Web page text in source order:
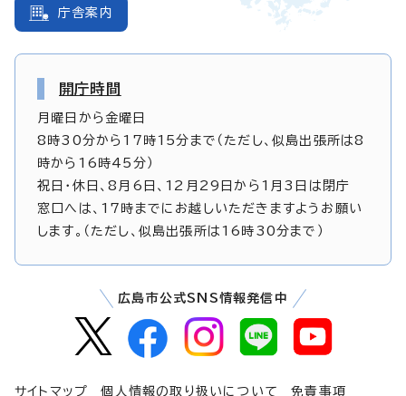
庁舎案内
開庁時間
月曜日から金曜日
8時30分から17時15分まで（ただし、似島出張所は8
時から16時45分）
祝日・休日、8月6日、12月29日から1月3日は閉庁
窓口へは、17時までにお越しいただきますようお願い
します。（ただし、似島出張所は16時30分まで）
広島市公式SNS情報発信中
サイトマップ 個人情報の取り扱いについて 免責事項